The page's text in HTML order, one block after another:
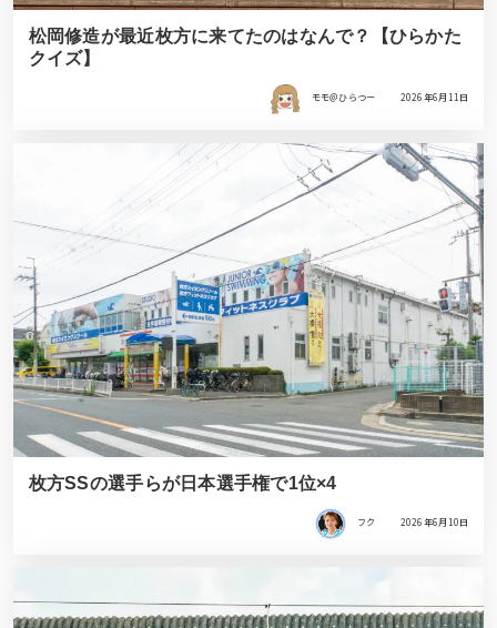
松岡修造が最近枚方に来てたのはなんで？【ひらかた
クイズ】
モモ＠ひらつー 2026年6月11日
枚方SSの選手らが日本選手権で1位×4
フク 2026年6月10日